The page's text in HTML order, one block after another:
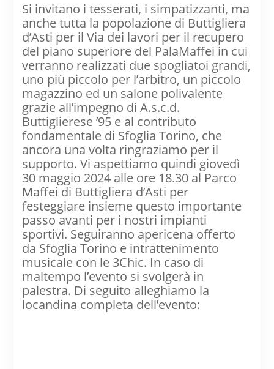
Si invitano i tesserati, i simpatizzanti, ma
anche tutta la popolazione di Buttigliera
d’Asti per il Via dei lavori per il recupero
del piano superiore del PalaMaffei in cui
verranno realizzati due spogliatoi grandi,
uno più piccolo per l’arbitro, un piccolo
magazzino ed un salone polivalente
grazie all’impegno di A.s.c.d.
Buttiglierese ’95 e al contributo
fondamentale di Sfoglia Torino, che
ancora una volta ringraziamo per il
supporto. Vi aspettiamo quindi giovedì
30 maggio 2024 alle ore 18.30 al Parco
Maffei di Buttigliera d’Asti per
festeggiare insieme questo importante
passo avanti per i nostri impianti
sportivi. Seguiranno apericena offerto
da Sfoglia Torino e intrattenimento
musicale con le 3Chic. In caso di
maltempo l’evento si svolgerà in
palestra. Di seguito alleghiamo la
locandina completa dell’evento: